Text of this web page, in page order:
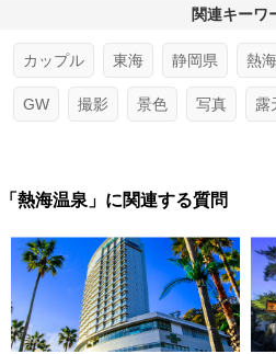
関連キーワ
カップル 東海 静岡県 熱海
GW 撮影 景色 写真 露
「熱海温泉」に関連する質問